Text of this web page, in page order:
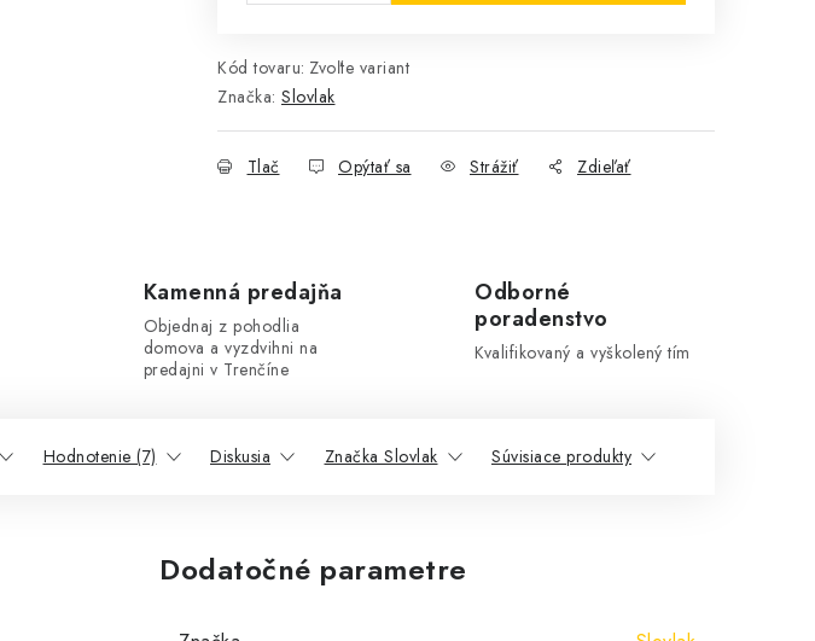
Kód tovaru: Zvoľte variant
Značka: Slovlak
Tlač Opýtať sa Strážiť Zdieľať
Kamenná predajňa
Objednaj z pohodlia
domova a vyzdvihni na
predajni v Trenčíne
Odborné
poradenstvo
Kvalifikovaný a vyškolený tím
Hodnotenie (7) Diskusia Značka Slovlak Súvisiace produkty
Dodatočné parametre